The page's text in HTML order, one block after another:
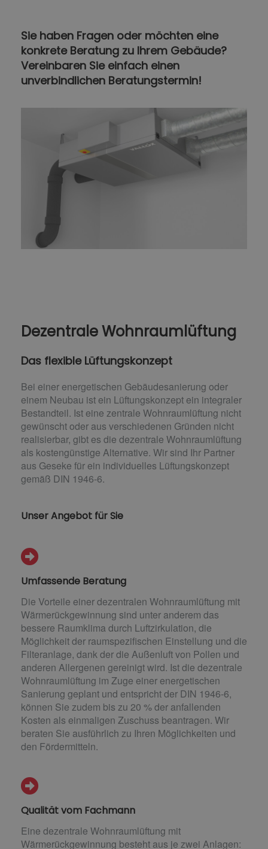
Sie haben Fragen oder möchten eine
konkrete Beratung zu Ihrem Gebäude?
Vereinbaren Sie einfach einen
unverbindlichen Beratungstermin!
Dezentrale Wohnraumlüftung
Das flexible Lüftungskonzept
Bei einer energetischen Gebäudesanierung oder
einem Neubau ist ein Lüftungskonzept ein integraler
Bestandteil. Ist eine zentrale Wohnraumlüftung nicht
gewünscht oder aus verschiedenen Gründen nicht
realisierbar, gibt es die dezentrale Wohnraumlüftung
als kostengünstige Alternative. Wir sind Ihr Partner
aus Geseke für ein individuelles Lüftungskonzept
gemäß DIN 1946-6.
Unser Angebot für Sie
Umfassende Beratung
Die Vorteile einer dezentralen Wohnraumlüftung mit
Wärmerückgewinnung sind unter anderem das
bessere Raumklima durch Luftzirkulation, die
Möglichkeit der raumspezifischen Einstellung und die
Filteranlage, dank der die Außenluft von Pollen und
anderen Allergenen gereinigt wird. Ist die dezentrale
Wohnraumlüftung im Zuge einer energetischen
Sanierung geplant und entspricht der DIN 1946-6,
können Sie zudem bis zu 20 % der anfallenden
Kosten als einmaligen Zuschuss beantragen. Wir
beraten Sie ausführlich zu Ihren Möglichkeiten und
den Fördermitteln.
Qualität vom Fachmann
Eine dezentrale Wohnraumlüftung mit
Wärmerückgewinnung besteht aus je zwei Anlagen: